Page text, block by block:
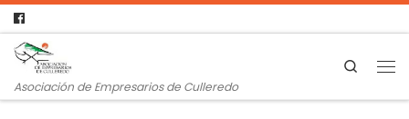
Asociación de Empresarios de Culleredo
Search